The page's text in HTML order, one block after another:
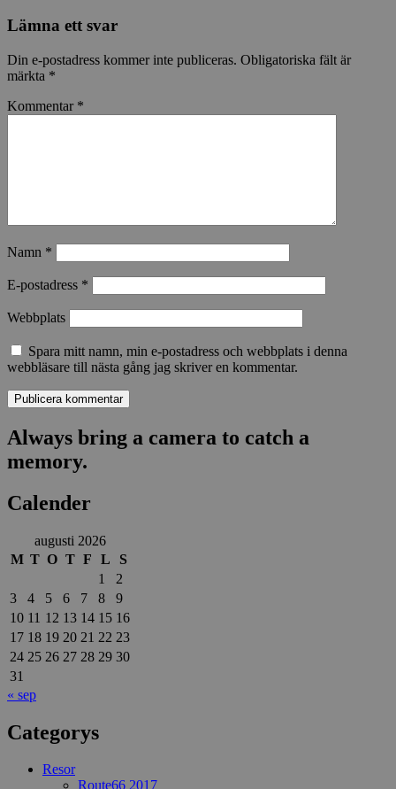
Lämna ett svar
Din e-postadress kommer inte publiceras. Obligatoriska fält är
märkta *
Kommentar *
Namn *
E-postadress *
Webbplats
Spara mitt namn, min e-postadress och webbplats i denna
webbläsare till nästa gång jag skriver en kommentar.
Always bring a camera to catch a
memory.
Calender
augusti 2026
M T O T F L
S
1
2
3
4 5 6 7 8
9
10 11 12 13 14 15 16
17 18 19 20 21 22 23
24 25 26 27 28 29 30
31
« sep
Categorys
Resor
Route66 2017